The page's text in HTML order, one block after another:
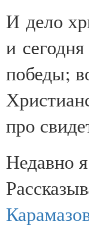
И дело
и
победы;
про
Недавно